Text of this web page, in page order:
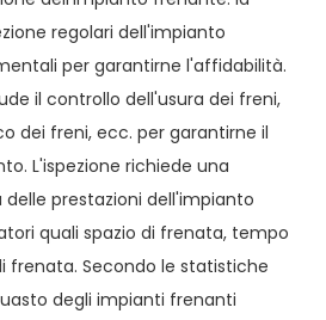
regolari dell'impianto
per garantirne l'affidabilità.
il controllo dell'usura dei freni,
dei freni, ecc. per garantirne il
L'ispezione richiede una
prestazioni dell'impianto
quali spazio di frenata, tempo
frenata. Secondo le statistiche
degli impianti frenanti